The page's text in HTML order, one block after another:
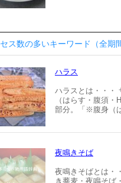
ス数の多いキーワード（全期間
ハラス
ハラスとは・・・
（はらす・腹須
部分。「※腹身（
夜鳴きそば
夜鳴きそばとは・
き蕎麦・夜鳴そば